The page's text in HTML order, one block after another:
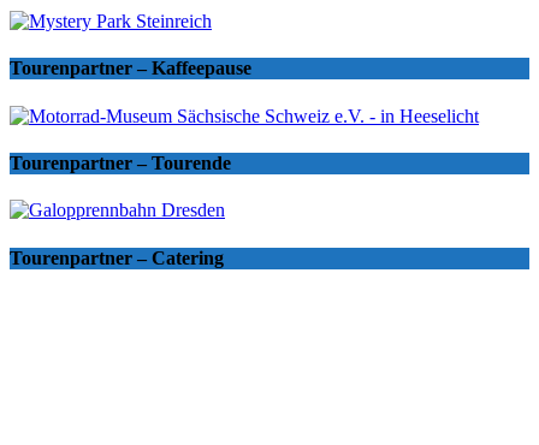
Tourenpartner – Kaffeepause
Tourenpartner – Tourende
Tourenpartner – Catering